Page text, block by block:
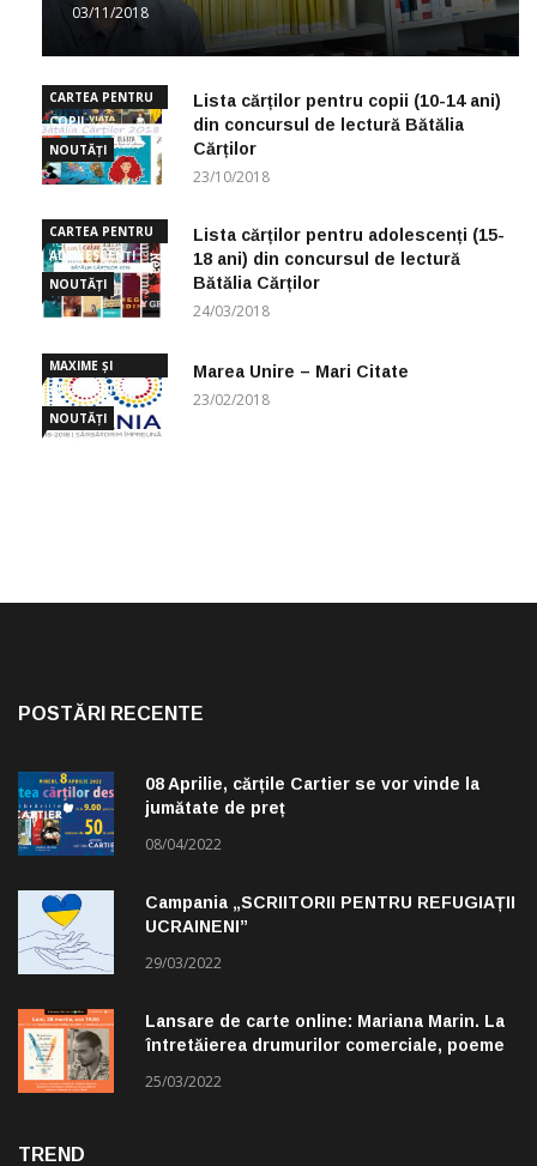
03/11/2018
CARTEA PENTRU
COPII
NOUTĂȚI
Lista cărților pentru copii (10-14 ani)
din concursul de lectură Bătălia
Cărților
23/10/2018
CARTEA PENTRU
ADOLESCENȚI
NOUTĂȚI
Lista cărților pentru adolescenți (15-
18 ani) din concursul de lectură
Bătălia Cărților
24/03/2018
MAXIME ȘI
CUGETĂRI
NOUTĂȚI
Marea Unire – Mari Citate
23/02/2018
POSTĂRI RECENTE
08 Aprilie, cărțile Cartier se vor vinde la
jumătate de preț
08/04/2022
Campania „SCRIITORII PENTRU REFUGIAȚII
UCRAINENI”
29/03/2022
Lansare de carte online: Mariana Marin. La
întretăierea drumurilor comerciale, poeme
25/03/2022
TREND